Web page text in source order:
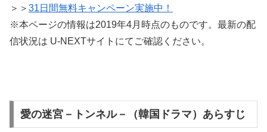
＞＞ 31日間無料キャンペーン実施中！
※本ページの情報は2019年4月時点のものです。最新の配
信状況は U-NEXTサイトにてご確認ください。
愛の迷宮－トンネル－（韓国ドラマ）あらすじ